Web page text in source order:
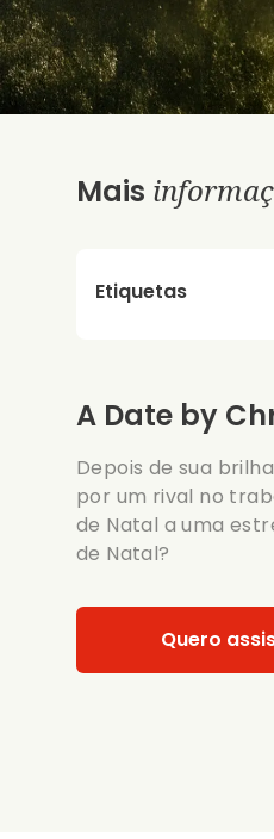
Mais
Etiquetas
A Date by
Depois de sua
por um rival no
de Natal a uma
de Natal?
Quero